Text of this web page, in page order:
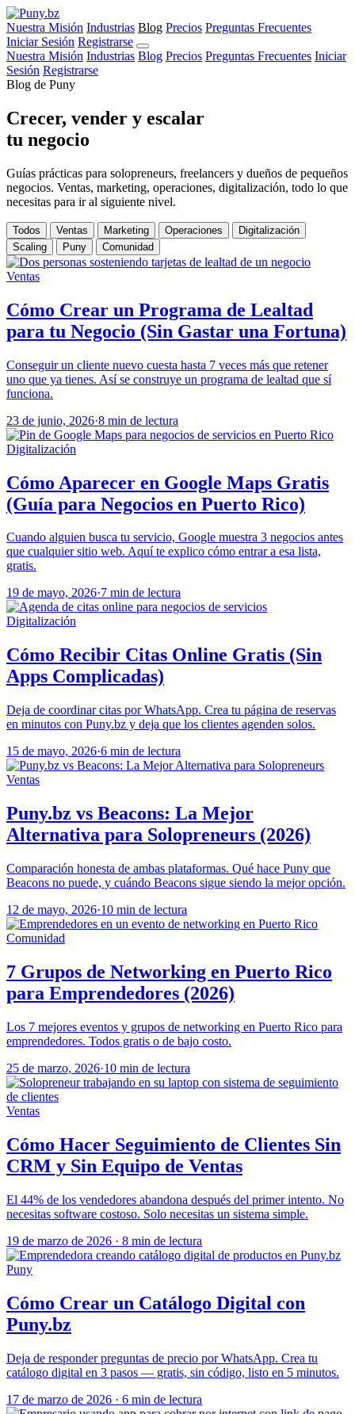
Nuestra Misión Industrias Blog Precios Preguntas Frecuentes
Iniciar Sesión Registrarse
Nuestra Misión Industrias Blog Precios Preguntas Frecuentes Iniciar
Sesión Registrarse
Blog de Puny
Crecer, vender y escalar
tu negocio
Guías prácticas para solopreneurs, freelancers y dueños de pequeños
negocios. Ventas, marketing, operaciones, digitalización, todo lo que
necesitas para ir al siguiente nivel.
Todos Ventas Marketing Operaciones
Digitalización
Scaling
Puny Comunidad
Ventas
Cómo Crear un Programa de Lealtad
para tu Negocio (Sin Gastar una Fortuna)
Conseguir un cliente nuevo cuesta hasta 7 veces más que retener
uno que ya tienes. Así se construye un programa de lealtad que sí
funciona.
23 de junio, 2026·8 min de lectura
Digitalización
Cómo Aparecer en Google Maps Gratis
(Guía para Negocios en Puerto Rico)
Cuando alguien busca tu servicio, Google muestra 3 negocios antes
que cualquier sitio web. Aquí te explico cómo entrar a esa lista,
gratis.
19 de mayo, 2026·7 min de lectura
Digitalización
Cómo Recibir Citas Online Gratis (Sin
Apps Complicadas)
Deja de coordinar citas por WhatsApp. Crea tu página de reservas
en minutos con Puny.bz y deja que los clientes agenden solos.
15 de mayo, 2026·6 min de lectura
Ventas
Puny.bz vs Beacons: La Mejor
Alternativa para Solopreneurs (2026)
Comparación honesta de ambas plataformas. Qué hace Puny que
Beacons no puede, y cuándo Beacons sigue siendo la mejor opción.
12 de mayo, 2026·10 min de lectura
Comunidad
7 Grupos de Networking en Puerto Rico
para Emprendedores (2026)
Los 7 mejores eventos y grupos de networking en Puerto Rico para
emprendedores. Todos gratis o de bajo costo.
25 de marzo, 2026·10 min de lectura
Ventas
Cómo Hacer Seguimiento de Clientes Sin
CRM y Sin Equipo de Ventas
El 44% de los vendedores abandona después del primer intento. No
necesitas software costoso. Solo necesitas un sistema simple.
19 de marzo de 2026 · 8 min de lectura
Puny
Cómo Crear un Catálogo Digital con
Puny.bz
Deja de responder preguntas de precio por WhatsApp. Crea tu
catálogo digital en 3 pasos — gratis, sin código, listo en 5 minutos.
17 de marzo de 2026 · 6 min de lectura